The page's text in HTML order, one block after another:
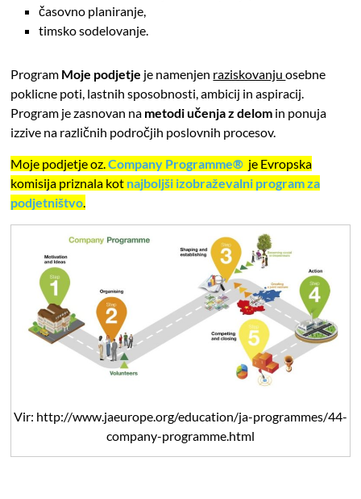
časovno planiranje,
timsko sodelovanje.
Program Moje podjetje je namenjen raziskovanjuosebne
poklicne poti, lastnih sposobnosti, ambicij in aspiracij.
Program je zasnovan na metodi učenja z delom in ponuja
izzive na različnih področjih poslovnih procesov.
Moje podjetje oz.Company Programme® je Evropska
komisija priznala kot najboljši izobraževalni program za
podjetništvo.
Vir: http://www.jaeurope.org/education/ja-programmes/44-
company-programme.html